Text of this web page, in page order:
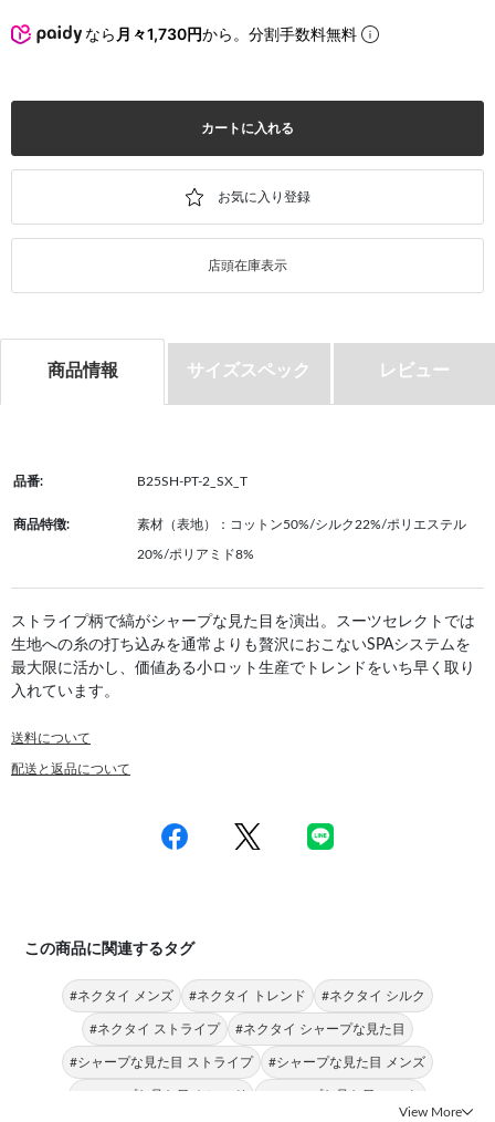
なら 月々1,730円から。分割手数料無料
カートに入れる
店頭在庫表示
商品情報 サイズスペック レビュー
品番: B25SH-PT-2_SX_T
商品特徴: 素材（表地）：コットン50%/シルク22%/ポリエステル
20%/ポリアミド8%
ストライプ柄で縞がシャープな見た目を演出。スーツセレクトでは
生地への糸の打ち込みを通常よりも贅沢におこないSPAシステムを
最大限に活かし、価値ある小ロット生産でトレンドをいち早く取り
入れています。
送料について
配送と返品について
この商品に関連するタグ
#ネクタイ メンズ #ネクタイ トレンド #ネクタイ シルク
#ネクタイ ストライプ #ネクタイ シャープな見た目
#シャープな見た目 ストライプ #シャープな見た目 メンズ
#シャープな見た目 トレンド #シャープな見た目 シルク
View More